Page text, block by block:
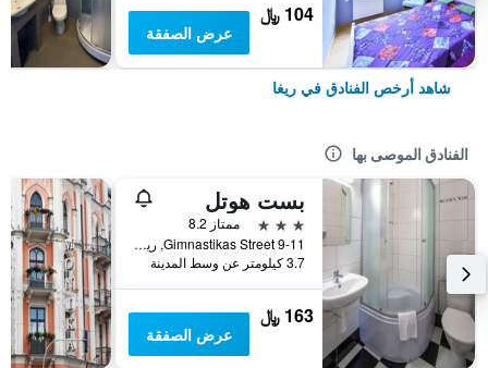
104 ﷼
عرض الصفقة
شاهد أرخص الفنادق في ريغا
الفنادق الموصى بها
بست هوتل
3 نجوم
ممتاز 8.2
9-11 Gimnastikas Street, ريغا, لاتفيا
3.7 كيلومتر عن وسط المدينة
163 ﷼
عرض الصفقة